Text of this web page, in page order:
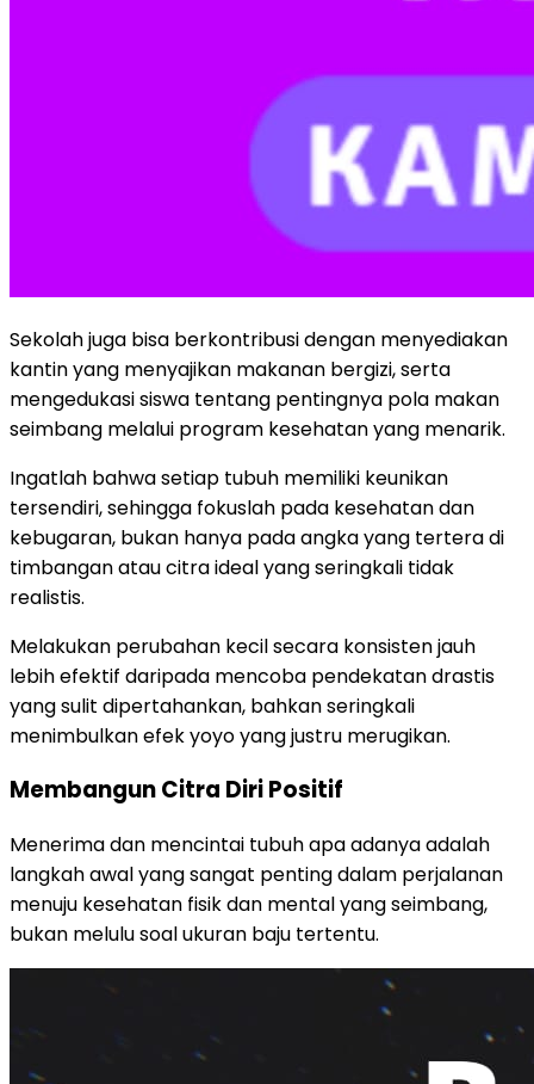
Sekolah juga bisa berkontribusi dengan menyediakan
kantin yang menyajikan makanan bergizi, serta
mengedukasi siswa tentang pentingnya pola makan
seimbang melalui program kesehatan yang menarik.
Ingatlah bahwa setiap tubuh memiliki keunikan
tersendiri, sehingga fokuslah pada kesehatan dan
kebugaran, bukan hanya pada angka yang tertera di
timbangan atau citra ideal yang seringkali tidak
realistis.
Melakukan perubahan kecil secara konsisten jauh
lebih efektif daripada mencoba pendekatan drastis
yang sulit dipertahankan, bahkan seringkali
menimbulkan efek yoyo yang justru merugikan.
Membangun Citra Diri Positif
Menerima dan mencintai tubuh apa adanya adalah
langkah awal yang sangat penting dalam perjalanan
menuju kesehatan fisik dan mental yang seimbang,
bukan melulu soal ukuran baju tertentu.